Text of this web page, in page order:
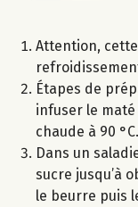
Attention,
Étapes de
infuser le maté
chaude à 90 °C.
Dans un
sucre jusqu’à
le beurre puis